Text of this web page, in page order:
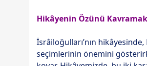
Hikâyenin Özünü Kavramak
İsrâiloğulları’nın
seçimlerinin önemini